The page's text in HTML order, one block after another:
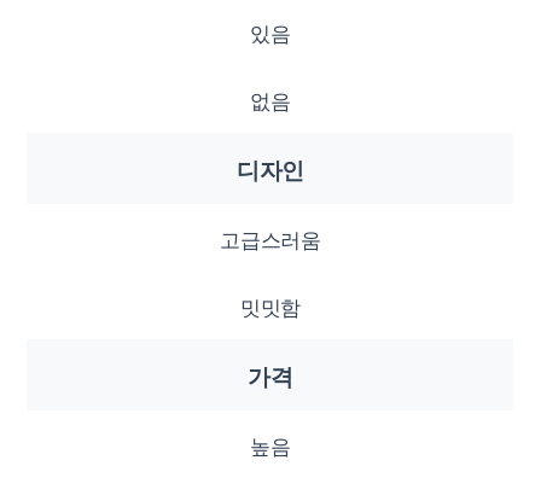
있음
없음
디자인
고급스러움
밋밋함
가격
높음